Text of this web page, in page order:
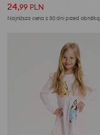
24,99 PLN
Najniższa cena z 30 dni przed obniżką